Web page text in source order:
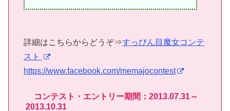
詳細はこちらからどうぞ⇒すっぴん目魔⼥コンテ
スト
https://www.facebook.com/memajocontest
コンテスト・エントリー期間：2013.07.31～
2013.10.31